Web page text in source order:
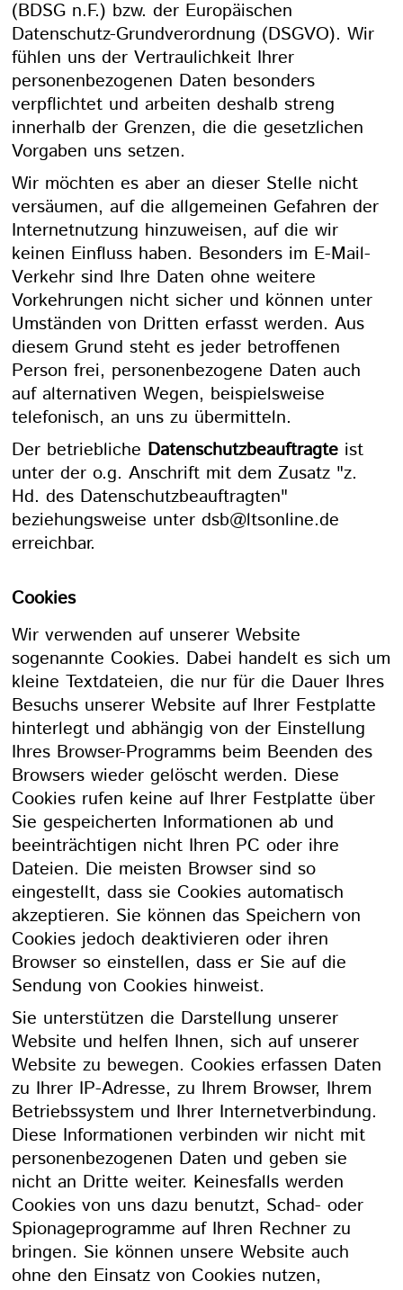
(BDSG n.F.) bzw. der Europäischen
Datenschutz-Grundverordnung (DSGVO). Wir
fühlen uns der Vertraulichkeit Ihrer
personenbezogenen Daten besonders
verpflichtet und arbeiten deshalb streng
innerhalb der Grenzen, die die gesetzlichen
Vorgaben uns setzen.
Wir möchten es aber an dieser Stelle nicht
versäumen, auf die allgemeinen Gefahren der
Internetnutzung hinzuweisen, auf die wir
keinen Einfluss haben. Besonders im E-Mail-
Verkehr sind Ihre Daten ohne weitere
Vorkehrungen nicht sicher und können unter
Umständen von Dritten erfasst werden. Aus
diesem Grund steht es jeder betroffenen
Person frei, personenbezogene Daten auch
auf alternativen Wegen, beispielsweise
telefonisch, an uns zu übermitteln.
Der betriebliche Datenschutzbeauftragte ist
unter der o.g. Anschrift mit dem Zusatz "z.
Hd. des Datenschutzbeauftragten"
beziehungsweise unterdsb@ltsonline.de
erreichbar.
Cookies
Wir verwenden auf unserer Website
sogenannte Cookies. Dabei handelt es sich um
kleine Textdateien, die nur für die Dauer Ihres
Besuchs unserer Website auf Ihrer Festplatte
hinterlegt und abhängig von der Einstellung
Ihres Browser-Programms beim Beenden des
Browsers wieder gelöscht werden. Diese
Cookies rufen keine auf Ihrer Festplatte über
Sie gespeicherten Informationen ab und
beeinträchtigen nicht Ihren PC oder ihre
Dateien. Die meisten Browser sind so
eingestellt, dass sie Cookies automatisch
akzeptieren. Sie können das Speichern von
Cookies jedoch deaktivieren oder ihren
Browser so einstellen, dass er Sie auf die
Sendung von Cookies hinweist.
Sie unterstützen die Darstellung unserer
Website und helfen Ihnen, sich auf unserer
Website zu bewegen. Cookies erfassen Daten
zu Ihrer IP-Adresse, zu Ihrem Browser, Ihrem
Betriebssystem und Ihrer Internetverbindung.
Diese Informationen verbinden wir nicht mit
personenbezogenen Daten und geben sie
nicht an Dritte weiter. Keinesfalls werden
Cookies von uns dazu benutzt, Schad- oder
Spionageprogramme auf Ihren Rechner zu
bringen. Sie können unsere Website auch
ohne den Einsatz von Cookies nutzen,